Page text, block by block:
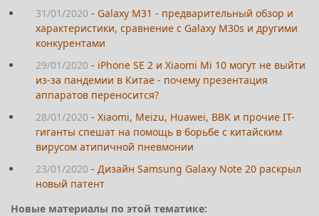
31/01/2020 - Galaxy M31 - предварительный обзор и
характеристики, сравнение с Galaxy M30s и другими
конкурентами
29/01/2020 - iPhone SE 2 и Xiaomi Mi 10 могут не выйти
из-за пандемии в Китае - почему презентация
аппаратов переносится?
28/01/2020 - Xiaomi, Meizu, Huawei, BBK и прочие IT-
гиганты спешат на помощь в борьбе с китайским
вирусом атипичной пневмонии
23/01/2020 - Дизайн Samsung Galaxy Note 20 раскрыл
новый патент
Новые материалы по этой тематике: